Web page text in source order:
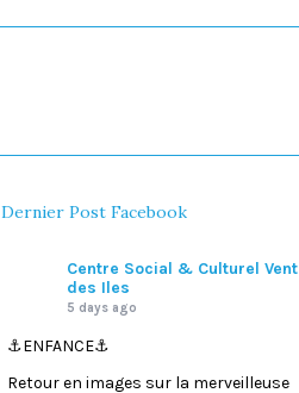
Dernier Post Facebook
Centre Social & Culturel Vent
des Iles
5 days ago
⚓️ENFANCE⚓️
Retour en images sur la merveilleuse